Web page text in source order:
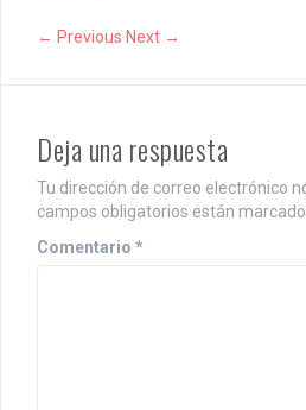
← Previous Next →
Deja una respuesta
Tu dirección de correo electrónico
campos obligatorios están
Comentario *